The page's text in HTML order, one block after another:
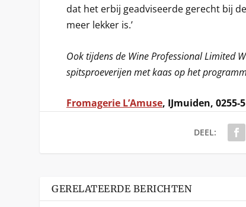
dat het erbij geadviseerde gerecht bij
meer lekker is.’
Ook tijdens de Wine Professional Limited
spitsproeverijen met kaas op het
Fromagerie L’Amuse, IJmuiden, 0255-
DEEL:
GERELATEERDE BERICHTEN